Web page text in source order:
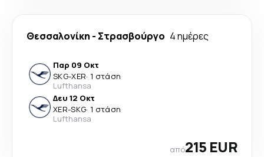
Θεσσαλονίκη - Στρασβούργο 4 ημέρες
Παρ 09 Οκτ
SKG-XER· 1 στάση
Lufthansa
Δευ 12 Οκτ
XER-SKG· 1 στάση
Lufthansa
από215 EUR